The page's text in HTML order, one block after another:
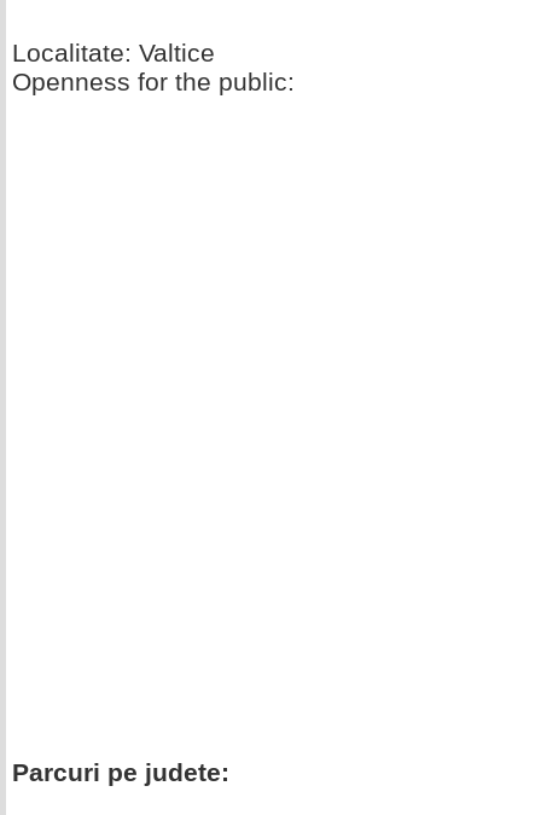
Localitate: Valtice
Openness for the public:
Parcuri pe judete: